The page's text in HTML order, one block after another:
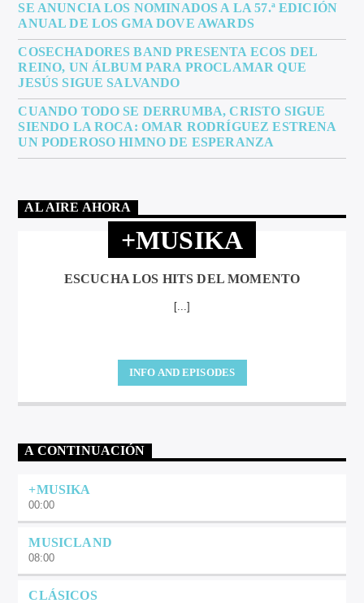
SE ANUNCIA LOS NOMINADOS A LA 57.ª EDICIÓN
ANUAL DE LOS GMA DOVE AWARDS
COSECHADORES BAND PRESENTA ECOS DEL
REINO, UN ÁLBUM PARA PROCLAMAR QUE
JESÚS SIGUE SALVANDO
CUANDO TODO SE DERRUMBA, CRISTO SIGUE
SIENDO LA ROCA: OMAR RODRÍGUEZ ESTRENA
UN PODEROSO HIMNO DE ESPERANZA
AL AIRE AHORA
+MUSIKA
ESCUCHA LOS HITS DEL MOMENTO
[...]
INFO AND EPISODES
A CONTINUACIÓN
+MUSIKA
00:00
MUSICLAND
08:00
CLÁSICOS